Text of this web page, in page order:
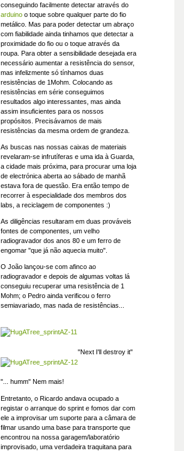
conseguindo facilmente detectar através do
arduinoo toque sobre qualquer parte do fio
metálico. Mas para poder detectar um abraço
com fiabilidade ainda tinhamos que detectar a
proximidade do fio ou o toque através da
roupa. Para obter a sensibilidade desejada era
necessário aumentar a resistência do sensor,
mas infelizmente só tínhamos duas
resistências de 1Mohm. Colocando as
resistências em série conseguimos
resultados algo interessantes, mas ainda
assim insuficientes para os nossos
propósitos. Precisávamos de mais
resistências da mesma ordem de grandeza.
As buscas nas nossas caixas de materiais
revelaram-se infrutíferas e uma ida à Guarda,
a cidade mais próxima, para procurar uma loja
de electrónica aberta ao sábado de manhã
estava fora de questão. Era então tempo de
recorrer à especialidade dos membros dos
labs, a reciclagem de componentes :)
As diligências resultaram em duas prováveis
fontes de componentes, um velho
radiogravador dos anos 80 e um ferro de
engomar "que já não aquecia muito".
O João lançou-se com afinco ao
radiogravador e depois de algumas voltas lá
conseguiu recuperar uma resistência de 1
Mohm; o Pedro ainda verificou o ferro
semiavariado, mas nada de resistências...
"Next I'll destroy it"
"... humm" Nem mais!
Entretanto, o Ricardo andava ocupado a
registar o arranque do sprint e fomos dar com
ele a improvisar um suporte para a câmara de
filmar usando uma base para transporte que
encontrou na nossa garagem/laboratório
improvisado, uma verdadeira traquitana para